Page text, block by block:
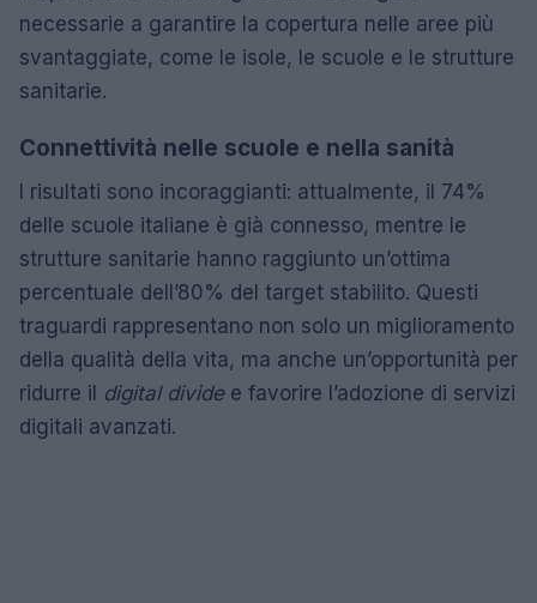
necessarie a garantire la copertura nelle aree più
svantaggiate, come le isole, le scuole e le strutture
sanitarie.
Connettività nelle scuole e nella sanità
I risultati sono incoraggianti: attualmente, il 74%
delle scuole italiane è già connesso, mentre le
strutture sanitarie hanno raggiunto un’ottima
percentuale dell’80% del target stabilito. Questi
traguardi rappresentano non solo un miglioramento
della qualità della vita, ma anche un’opportunità per
ridurre il digital dividee favorire l’adozione di servizi
digitali avanzati.